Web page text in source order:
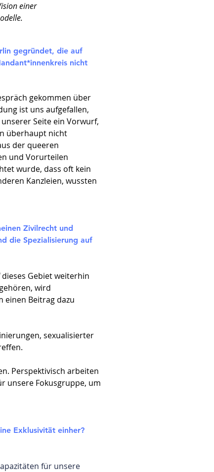
einer
gegründet, die auf
nicht
gekommen über
ist uns aufgefallen,
Seite ein Vorwurf,
überhaupt nicht
der queeren
und Vorurteilen
wurde, dass oft kein
Kanzleien, wussten
Zivilrecht und
die Spezialisierung auf
Gebiet weiterhin
wird
einen Beitrag dazu
sexualisierter
Perspektivisch arbeiten
unsere Fokusgruppe, um
Exklusivität einher?
für unsere